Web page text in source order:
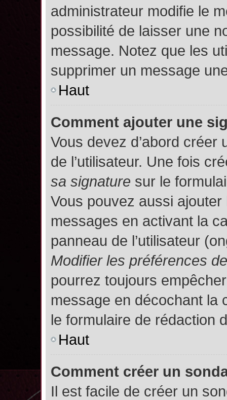
administrateur modifie le
possibilité de laisser une
message. Notez que les
supprimer un message
Haut
Comment ajouter une
Vous devez d’abord
de l’utilisateur. Une fois
sa signature sur le
Vous pouvez aussi
messages en activant la
panneau de l’utilisateur
Modifier les préférences
pourrez toujours
message en décochant la
le formulaire de rédaction
Haut
Comment créer un
Il est facile de créer un